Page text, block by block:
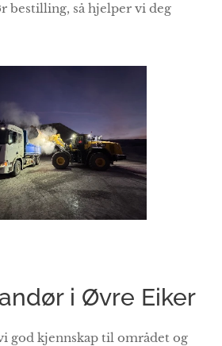
bestilling, så hjelper vi deg
i Øvre Eiker
god kjennskap til området og